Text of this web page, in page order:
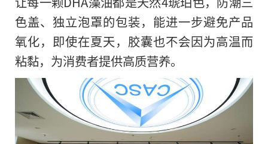
色盖、 独立泡罩的包装，能进一步避免产品
氧化，即使在夏天，胶囊也不会因为高温而
粘黏，为消费者提供高质营养。